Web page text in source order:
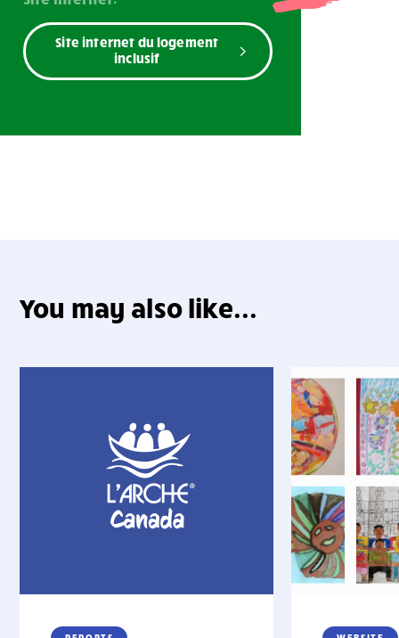
Site internet du logement
inclusif
You may also like...